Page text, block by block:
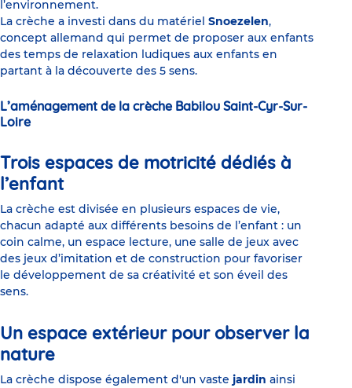
l’environnement.
La crèche a investi dans du matériel Snoezelen,
concept allemand qui permet de proposer aux enfants
des temps de relaxation ludiques aux enfants en
partant à la découverte des 5 sens.
L’aménagement de la crèche Babilou Saint-Cyr-Sur-
Loire
Trois espaces de motricité dédiés à
l’enfant
La crèche est divisée en plusieurs espaces de vie,
chacun adapté aux différents besoins de l’enfant : un
coin calme, un espace lecture, une salle de jeux avec
des jeux d’imitation et de construction pour favoriser
le développement de sa créativité et son éveil des
sens.
Un espace extérieur pour observer la
nature
La crèche dispose également d'un vaste jardin ainsi